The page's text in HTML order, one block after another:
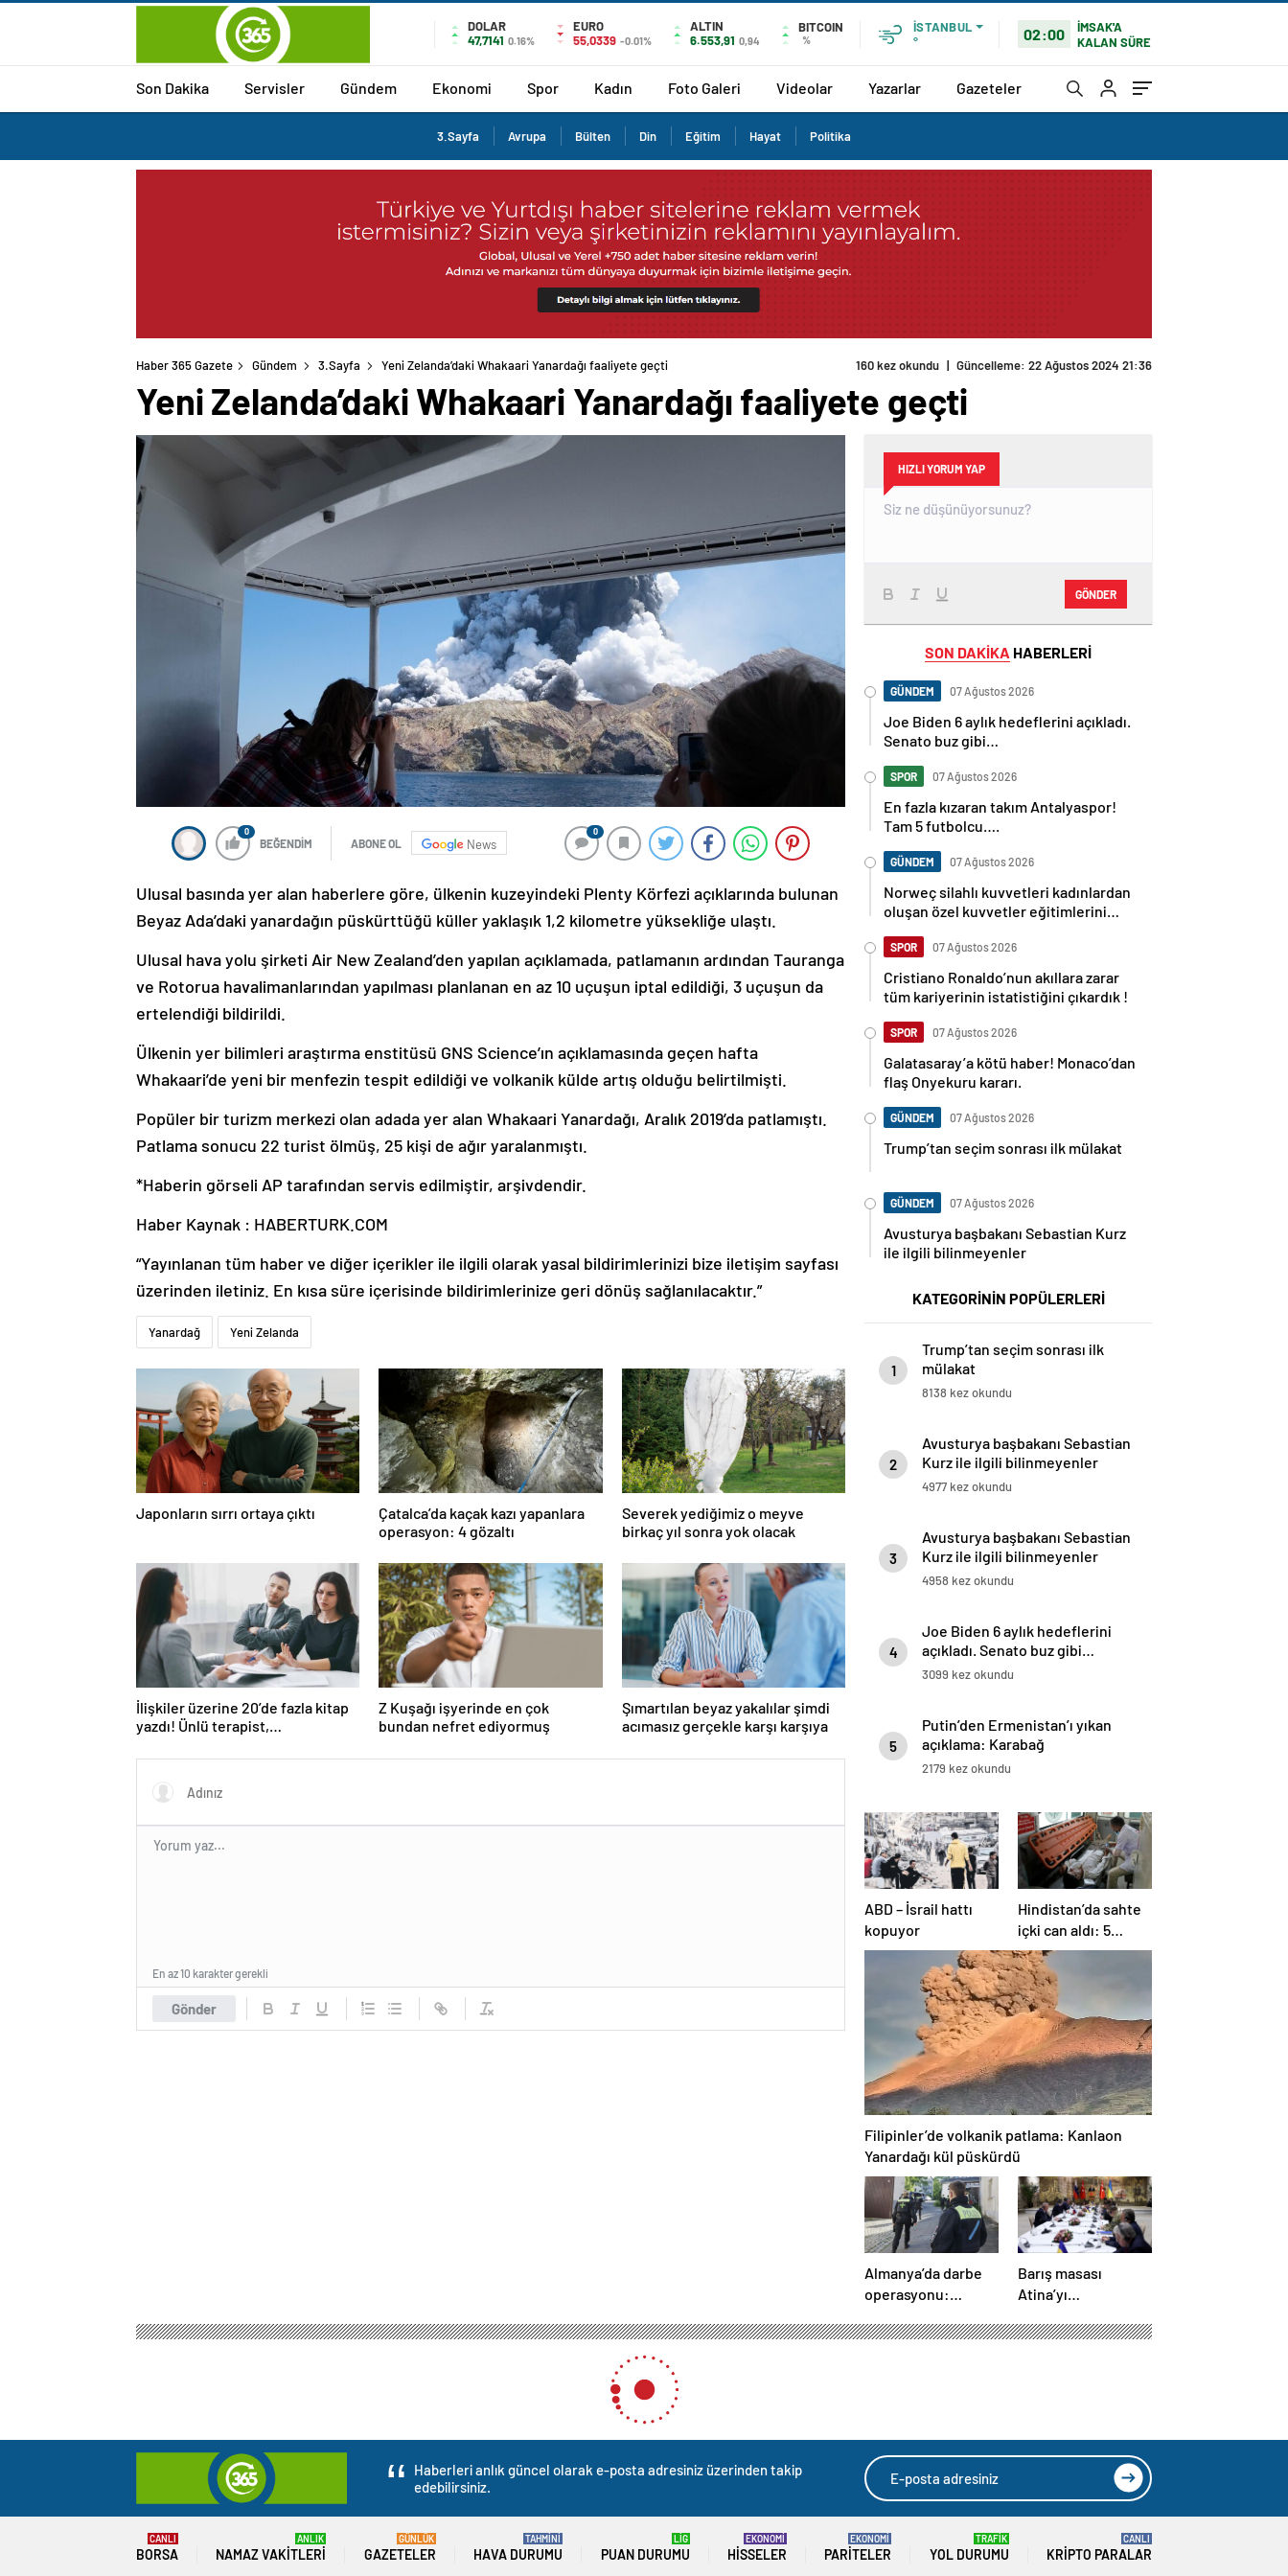
DOLAR
47,7141 0.16%
EURO
55,0339 -0.01%
ALTIN
6.553,91 0,94
BITCOIN
%
İSTANBUL
°
02:00
İMSAK'A
KALAN SÜRE
Son Dakika Servisler Gündem Ekonomi Spor Kadın Foto Galeri Videolar Yazarlar Gazeteler
3.Sayfa Avrupa Bülten Din Eğitim Hayat Politika
Haber 365 Gazete Gündem 3.Sayfa Yeni Zelanda’daki Whakaari Yanardağı faaliyete geçti 160 kez okundu | Güncelleme: 22 Ağustos 2024 21:36
Yeni Zelanda’daki Whakaari Yanardağı faaliyete geçti
0
BEĞENDİM ABONE OL News
0
Ulusal basında yer alan haberlere göre, ülkenin kuzeyindeki Plenty Körfezi açıklarında bulunan
Beyaz Ada’daki yanardağın püskürttüğü küller yaklaşık 1,2 kilometre yüksekliğe ulaştı.
Ulusal hava yolu şirketi Air New Zealand’den yapılan açıklamada, patlamanın ardından Tauranga
ve Rotorua havalimanlarından yapılması planlanan en az 10 uçuşun iptal edildiği, 3 uçuşun da
ertelendiği bildirildi.
Ülkenin yer bilimleri araştırma enstitüsü GNS Science’ın açıklamasında geçen hafta
Whakaari’de yeni bir menfezin tespit edildiği ve volkanik külde artış olduğu belirtilmişti.
Popüler bir turizm merkezi olan adada yer alan Whakaari Yanardağı, Aralık 2019’da patlamıştı.
Patlama sonucu 22 turist ölmüş, 25 kişi de ağır yaralanmıştı.
*Haberin görseli AP tarafından servis edilmiştir, arşivdendir.
Haber Kaynak : HABERTURK.COM
“Yayınlanan tüm haber ve diğer içerikler ile ilgili olarak yasal bildirimlerinizi bize iletişim sayfası
üzerinden iletiniz. En kısa süre içerisinde bildirimlerinize geri dönüş sağlanılacaktır.”
Yanardağ Yeni Zelanda
Japonların sırrı ortaya çıktı
Çatalca’da kaçak kazı yapanlara
operasyon: 4 gözaltı
Severek yediğimiz o meyve
birkaç yıl sonra yok olacak
İlişkiler üzerine 20’de fazla kitap
yazdı! Ünlü terapist,
açıklıyor
Z Kuşağı işyerinde en çok
bundan nefret ediyormuş
Şımartılan beyaz yakalılar şimdi
acımasız gerçekle karşı karşıya
Gönder
En az 10 karakter gerekli
HIZLI YORUM YAP
GÖNDER
SON DAKİKA HABERLERİ
GÜNDEM 07 Ağustos 2026
Joe Biden 6 aylık hedeflerini açıkladı.
Senato buz gibi…
SPOR 07 Ağustos 2026
En fazla kızaran takım Antalyaspor!
Tam 5 futbolcu….
GÜNDEM 07 Ağustos 2026
Norweç silahlı kuvvetleri kadınlardan
oluşan özel kuvvetler eğitimlerini
SPOR 07 Ağustos 2026
Cristiano Ronaldo’nun akıllara zarar
tüm kariyerinin istatistiğini çıkardık !
SPOR 07 Ağustos 2026
Galatasaray’a kötü haber! Monaco’dan
flaş Onyekuru kararı.
GÜNDEM 07 Ağustos 2026
Trump’tan seçim sonrası ilk mülakat
GÜNDEM 07 Ağustos 2026
Avusturya başbakanı Sebastian Kurz
ile ilgili bilinmeyenler
KATEGORİNİN POPÜLERLERİ
1
Trump’tan seçim sonrası ilk
mülakat
8138 kez okundu
2
Avusturya başbakanı Sebastian
Kurz ile ilgili bilinmeyenler
4977 kez okundu
3
Avusturya başbakanı Sebastian
Kurz ile ilgili bilinmeyenler
4958 kez okundu
4
Joe Biden 6 aylık hedeflerini
açıkladı. Senato buz gibi…
3099 kez okundu
5
Putin’den Ermenistan’ı yıkan
açıklama: Karabağ
Azerbaycan’ın ayrılmaz bir
2179 kez okundu
ABD – İsrail hattı
kopuyor
Hindistan’da sahte
içki can aldı: 5
köyde alarm verildi
Filipinler’de volkanik patlama: Kanlaon
Yanardağı kül püskürdü
Almanya’da darbe
operasyonu:
gerçekleşti
Barış masası
Atina’yı
Başkan Erdoğan’ın
Haberleri anlık güncel olarak e-posta adresiniz üzerinden takip
edebilirsiniz.
BORSA
CANLI
NAMAZ VAKITLERI
ANLIK
GAZETELER
GÜNLÜK
HAVA DURUMU
TAHMİNİ
PUAN DURUMU
LİG
HISSELER
EKONOMİ
PARITELER
EKONOMİ
YOL DURUMU
TRAFİK
KRIPTO PARALAR
CANLI